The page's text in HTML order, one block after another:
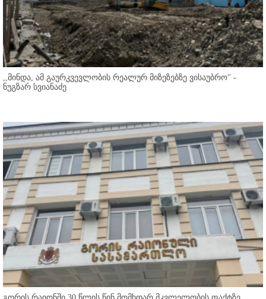
,,მინდა, ამ გაურკვევლობის რეალურ მიზეზებზე ვისაუბრო'' -
ნუგზარ სვიანაძე